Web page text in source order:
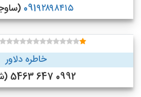
091۹۲۸۹۸۴۱۵
خاطره دلاور
0992 647 5463 (شهریار)